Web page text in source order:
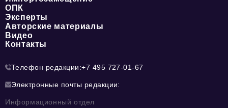
ОПК
Эксперты
Авторские материалы
Видео
Контакты
Телефон редакции:+7 495 727-01-67
Электронные почты редакции:
Информационный отдел